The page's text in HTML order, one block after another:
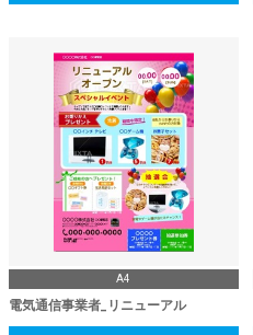
A4
電気通信事業者_リニューアル